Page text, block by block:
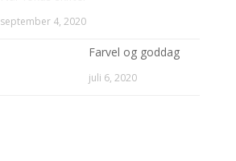
september 4, 2020
Farvel og goddag
juli 6, 2020